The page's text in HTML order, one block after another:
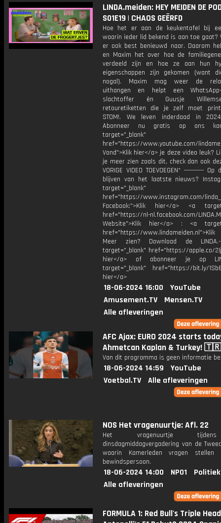
LINDA.meiden: HEY MEIDEN DE
S01E19 | CHAOS GEËRFD
Hoe het er aan de keukentafel bij
waarin ieder lid bekend is aan toe gaat?
er ook best benieuwd naar. Daarom
en Maxim het over hoe de
verdeeld zijn en hoe ze aan hun
eigenschappen zijn gekomen (want
nogal). Maxim mag weer de
uithangen en helpt een WhatsApp-
slachtoffer én Guusje
retouretiketten die je zelf moet
STOM!. We leven inderdaad in
Abonneer nu gratis op ons
target="_blank"
href="https://www.youtube.com/
Vond">Klik hier</a> je deze video leuk?
je meer zien zoals dit, check dan ook
VORIGE VIDEO TOEVOEGEN* ----------
blijven van het laatste nieuws?
target="_blank"
href="https://www.instagram.com/
Facebook:">Klik hier</a> <a
href="https://nl-nl.facebook.com/
Website">Klik hier</a> : <a
href="https://
Meer zien? Download de
target="_blank" href="https://apple.co/
hier</a> of abonneer je op
target="_blank" href="https://bit.ly/
hier</a>
18-06-2024 16:00
YouTube
Amusement.TV
Mensen.TV
Alle afleveringen
AFC Ajax: EURO 2024 starts
Ahmetcan Kaplan & Turkey!
Van dit programma is geen informatie
18-06-2024 14:59
YouTube
Voetbal.TV
Alle afleveringen
NOS Het vragenuurtje: Afl. 22
Het vragenuurtje
dinsdagmiddagvergadering van de
waarin Kamerleden vragen stellen
bewindspersoon.
18-06-2024 14:00 NPO1
Alle afleveringen
FORMULA 1: Red Bull's Triple